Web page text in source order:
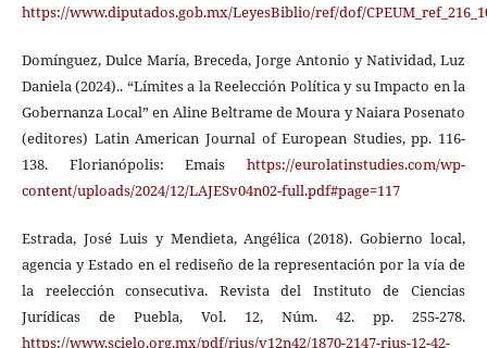
https://www.diputados.gob.mx/LeyesBiblio/ref/dof/
Domínguez, Dulce María, Breceda, Jorge Antonio y Natividad, Luz
Daniela (2024).. “Límites a la Reelección Política y su Impacto en la
Gobernanza Local” en Aline Beltrame de Moura y Naiara Posenato
(editores) Latin American Journal of European Studies, pp. 116-
138. Florianópolis: Emaishttps://eurolatinstudies.com/wp-
content/uploads/2024/12/LAJESv04n02-full.pdf#page=117
Estrada, José Luis y Mendieta, Angélica (2018). Gobierno local,
agencia y Estado en el rediseño de la representación por la vía de
la reelección consecutiva. Revista del Instituto de Ciencias
Jurídicas de Puebla, Vol. 12, Núm. 42. pp. 255-278.
https://www.scielo.org.mx/pdf/rius/v12n42/1870-2147-rius-12-42-